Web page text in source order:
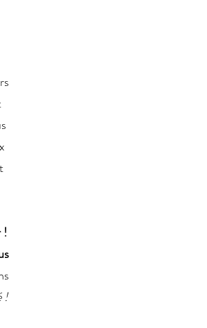
!
!